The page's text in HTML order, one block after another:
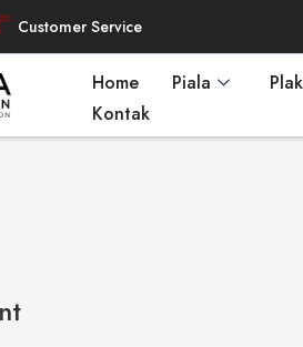
Customer Service
Home Piala
Kontak